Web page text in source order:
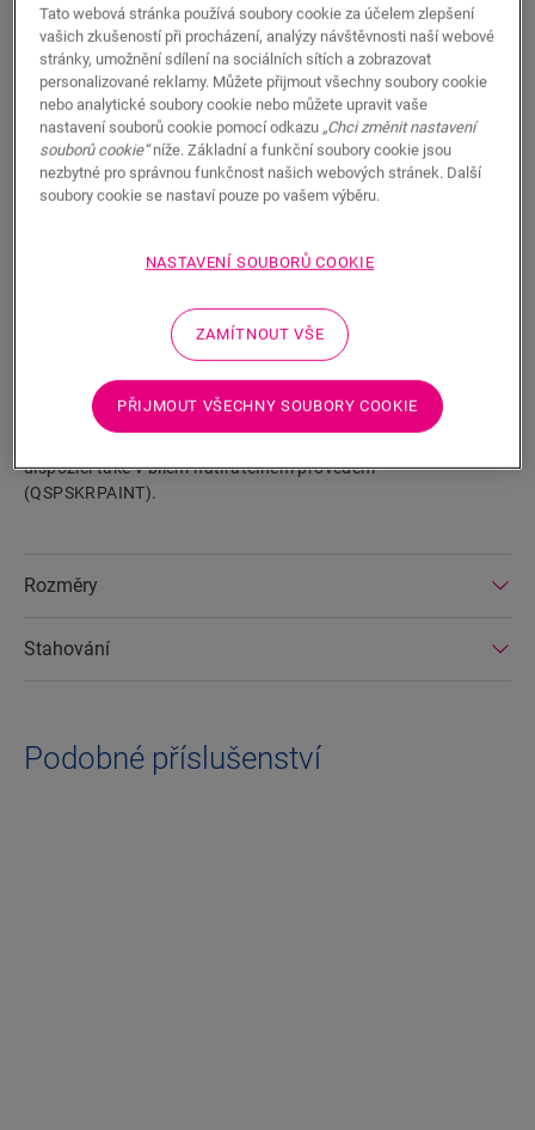
HLEDAT
Jedná se o vysokou, rovnou soklovou lištu, která dokonale ladí
uložení kabelů. Soklové lišty se snadno instalují s použitím
našeho lepidla One4All Glue nebo kolejnice. K připojení více
podlahových lišt použijte hmoždinky NEPLUG (nejsou
součástí dodávky), a to i v rozích. Pro vodotěsný povrch ji
můžete kombinovat s pěnovými páskami Foamstrip,
dispozici také v bílém natíratelném provedení
(QSPSKRPAINT).
Rozměry
Stahování
Podobné příslušenství
Tato webová stránka používá soubory cookie za účelem zlepšení
vašich zkušeností při procházení, analýzy návštěvnosti naší webové
stránky, umožnění sdílení na sociálních sítích a zobrazovat
personalizované reklamy. Můžete přijmout všechny soubory cookie
nebo analytické soubory cookie nebo můžete upravit vaše
nastavení souborů cookie pomocí odkazu „Chci změnit nastavení
souborů cookie“níže. Základní a funkční soubory cookie jsou
nezbytné pro správnou funkčnost našich webových stránek. Další
soubory cookie se nastaví pouze po vašem výběru.
NASTAVENÍ SOUBORŮ COOKIE
ZAMÍTNOUT VŠE
PŘIJMOUT VŠECHNY SOUBORY COOKIE